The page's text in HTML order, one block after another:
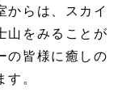
からは、スカイ
山をみることが
の皆様に癒しの
。